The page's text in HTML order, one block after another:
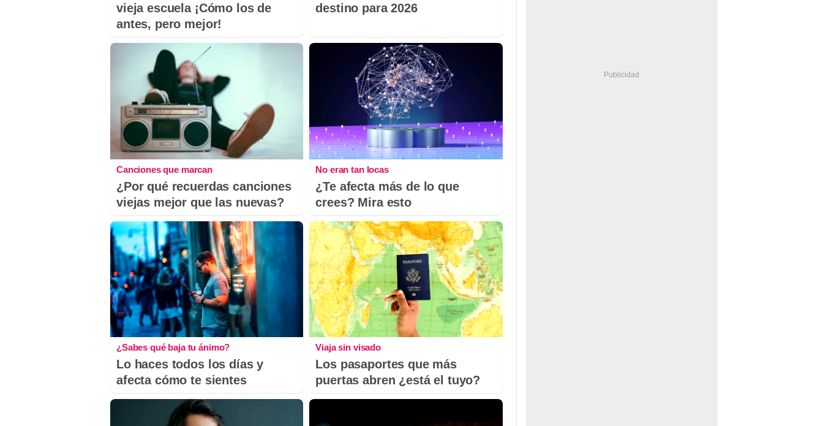
vieja escuela ¡Cómo los de
antes, pero mejor!
destino para 2026
Canciones que marcan
¿Por qué recuerdas canciones
viejas mejor que las nuevas?
No eran tan locas
¿Te afecta más de lo que
crees? Mira esto
¿Sabes qué baja tu ánimo?
Lo haces todos los días y
afecta cómo te sientes
Viaja sin visado
Los pasaportes que más
puertas abren ¿está el tuyo?